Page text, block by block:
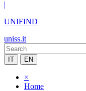
|
UNIFIND
uniss.it
IT EN
×
Home